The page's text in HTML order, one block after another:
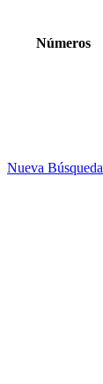
Números
Nueva Búsqueda